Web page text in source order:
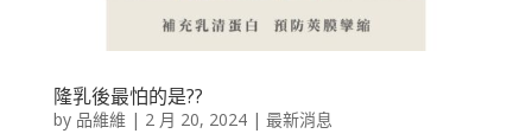
隆乳後最怕的是??
by 品維維 | 2 月 20, 2024| 最新消息